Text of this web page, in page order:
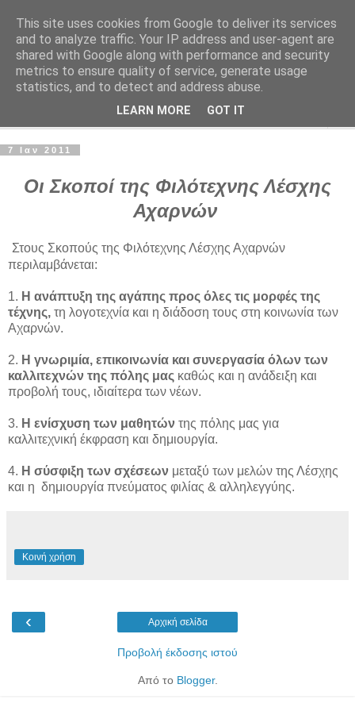
Φιλότεχνη Λέσχη Αχαρνών
Για την τέχνη και τον Πολιτισμό
7 Ιαν 2011
Οι Σκοποί της Φιλότεχνης Λέσχης
Αχαρνών
Στους Σκοπούς της Φιλότεχνης Λέσχης Αχαρνών
περιλαμβάνεται:
1. Η ανάπτυξη της αγάπης προς όλες τις μορφές της
τέχνης, τη λογοτεχνία και η διάδοση τους στη κοινωνία των
Αχαρνών.
2. Η γνωριμία, επικοινωνία και συνεργασία όλων των
καλλιτεχνών της πόλης μας καθώς και η ανάδειξη και
προβολή τους, ιδιαίτερα των νέων.
3. Η ενίσχυση των μαθητών της πόλης μας για
καλλιτεχνική έκφραση και δημιουργία.
4. Η σύσφιξη των σχέσεων μεταξύ των μελών της Λέσχης
και η δημιουργία πνεύματος φιλίας & αλληλεγγύης.
Κοινή χρήση
‹ Αρχική σελίδα
Προβολή έκδοσης ιστού
Από το Blogger.
This site uses cookies from Google to deliver its services
and to analyze traffic. Your IP address and user-agent are
shared with Google along with performance and security
metrics to ensure quality of service, generate usage
statistics, and to detect and address abuse.
LEARN MORE GOT IT